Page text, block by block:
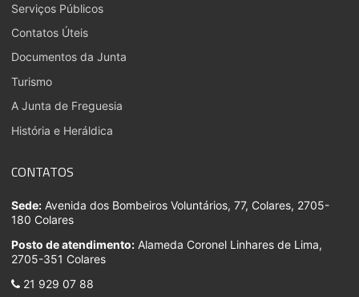
Serviços Públicos
Contatos Úteis
Documentos da Junta
Turismo
A Junta de Freguesia
História e Heráldica
CONTATOS
Sede: Avenida dos Bombeiros Voluntários, 77, Colares, 2705-
180 Colares
Posto de atendimento: Alameda Coronel Linhares de Lima,
2705-351 Colares
21 929 07 88